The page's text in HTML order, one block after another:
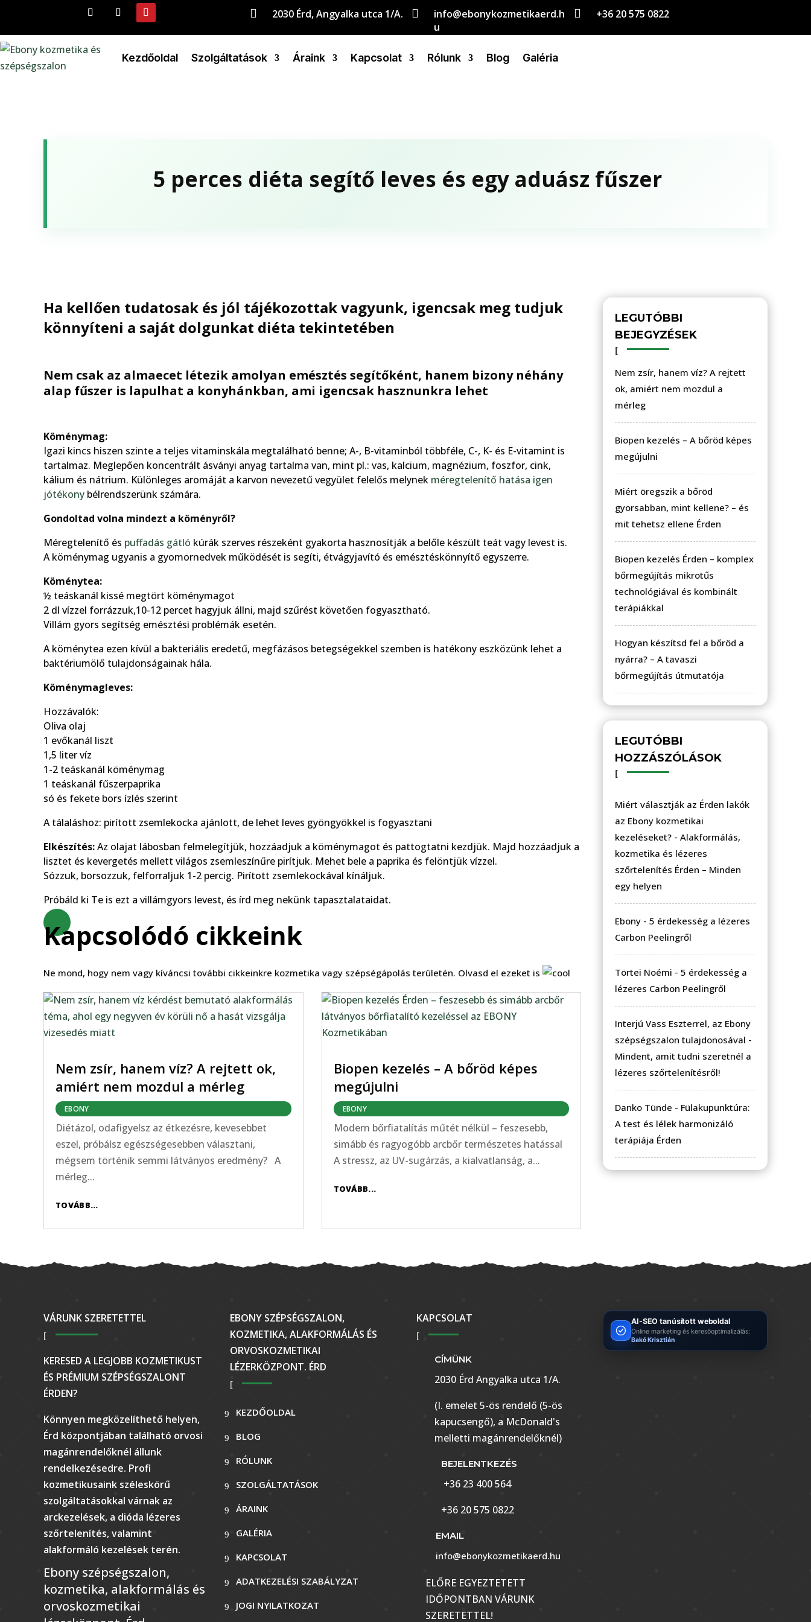
 2030 Érd, Angyalka utca 1/A. 
info@ebonykozmetikaerd.h
u
 +36 20 575 0822
Kezdőoldal Szolgáltatások Áraink Kapcsolat Rólunk Blog Galéria
5 perces diéta segítő leves és egy aduász fűszer
Ha kellően tudatosak és jól tájékozottak vagyunk, igencsak meg tudjuk
könnyíteni a saját dolgunkat diéta tekintetében
Nem csak az almaecet létezik amolyan emésztés segítőként, hanem bizony néhány
alap fűszer is lapulhat a konyhánkban, ami igencsak hasznunkra lehet
Köménymag:
Igazi kincs hiszen szinte a teljes vitaminskála megtalálható benne; A-, B-vitaminból többféle, C-, K- és E-vitamint is
tartalmaz. Meglepően koncentrált ásványi anyag tartalma van, mint pl.: vas, kalcium, magnézium, foszfor, cink,
kálium és nátrium. Különleges aromáját a karvon nevezetű vegyület felelős melynek méregtelenítő hatása igen
jótékony bélrendszerünk számára.
Gondoltad volna mindezt a köményről?
Méregtelenítő és puffadás gátló kúrák szerves részeként gyakorta hasznosítják a belőle készült teát vagy levest is.
A köménymag ugyanis a gyomornedvek működését is segíti, étvágyjavító és emésztéskönnyítő egyszerre.
Köménytea:
½ teáskanál kissé megtört köménymagot
2 dl vízzel forrázzuk,10-12 percet hagyjuk állni, majd szűrést követően fogyasztható.
Villám gyors segítség emésztési problémák esetén.
A köménytea ezen kívül a bakteriális eredetű, megfázásos betegségekkel szemben is hatékony eszközünk lehet a
baktériumölő tulajdonságainak hála.
Köménymagleves:
Hozzávalók:
Oliva olaj
1 evőkanál liszt
1,5 liter víz
1-2 teáskanál köménymag
1 teáskanál fűszerpaprika
só és fekete bors ízlés szerint
A tálaláshoz: pirított zsemlekocka ajánlott, de lehet leves gyöngyökkel is fogyasztani
Elkészítés:Az olajat lábosban felmelegítjük, hozzáadjuk a köménymagot és pattogtatni kezdjük. Majd hozzáadjuk a
lisztet és kevergetés mellett világos zsemleszínűre pirítjuk. Mehet bele a paprika és felöntjük vízzel.
Sózzuk, borsozzuk, felforraljuk 1-2 percig. Pirított zsemlekockával kínáljuk.
Próbáld ki Te is ezt a villámgyors levest, és írd meg nekünk tapasztalataidat.
Kapcsolódó cikkeink
Ne mond, hogy nem vagy kíváncsi további cikkeinkre kozmetika vagy szépségápolás területén. Olvasd el ezeket is
Nem zsír, hanem víz? A rejtett ok,
amiért nem mozdul a mérleg
EBONY
Diétázol, odafigyelsz az étkezésre, kevesebbet
eszel, próbálsz egészségesebben választani,
mégsem történik semmi látványos eredmény? A
mérleg...
TOVÁBB...
Biopen kezelés – A bőröd képes
megújulni
EBONY
Modern bőrfiatalítás műtét nélkül – feszesebb,
simább és ragyogóbb arcbőr természetes hatással
A stressz, az UV-sugárzás, a kialvatlanság, a...
TOVÁBB...
LEGUTÓBBI
BEJEGYZÉSEK
Nem zsír, hanem víz? A rejtett
ok, amiért nem mozdul a
mérleg
Biopen kezelés – A bőröd képes
megújulni
Miért öregszik a bőröd
gyorsabban, mint kellene? – és
mit tehetsz ellene Érden
Biopen kezelés Érden – komplex
bőrmegújítás mikrotűs
technológiával és kombinált
terápiákkal
Hogyan készítsd fel a bőröd a
nyárra? – A tavaszi
bőrmegújítás útmutatója
LEGUTÓBBI
HOZZÁSZÓLÁSOK
Miért választják az Érden lakók
az Ebony kozmetikai
kezeléseket? - Alakformálás,
kozmetika és lézeres
szőrtelenítés Érden – Minden
egy helyen
Ebony - 5 érdekesség a lézeres
Carbon Peelingről
Törtei Noémi - 5 érdekesség a
lézeres Carbon Peelingről
Interjú Vass Eszterrel, az Ebony
szépségszalon tulajdonosával -
Mindent, amit tudni szeretnél a
lézeres szőrtelenítésről!
Danko Tünde - Fülakupunktúra:
A test és lélek harmonizáló
terápiája Érden
VÁRUNK SZERETETTEL
KERESED A LEGJOBB KOZMETIKUST
ÉS PRÉMIUM SZÉPSÉGSZALONT
ÉRDEN?
Könnyen megközelíthető helyen,
Érd központjában található orvosi
magánrendelőknél állunk
rendelkezésedre. Profi
kozmetikusaink széleskörű
szolgáltatásokkal várnak az
arckezelések, a dióda lézeres
szőrtelenítés, valamint
alakformáló kezelések terén.
Ebony szépségszalon,
kozmetika, alakformálás és
orvoskozmetikai
EBONY SZÉPSÉGSZALON,
KOZMETIKA, ALAKFORMÁLÁS ÉS
ORVOSKOZMETIKAI
LÉZERKÖZPONT. ÉRD
KEZDŐOLDAL
BLOG
RÓLUNK
SZOLGÁLTATÁSOK
ÁRAINK
GALÉRIA
KAPCSOLAT
ADATKEZELÉSI SZABÁLYZAT
JOGI NYILATKOZAT
KAPCSOLAT
CÍMÜNK
2030 Érd Angyalka utca 1/A.
(I. emelet 5-ös rendelő (5-ös
kapucsengő), a McDonald's
melletti magánrendelőknél)
BEJELENTKEZÉS
+36 23 400 564
+36 20 575 0822
EMAIL
info@ebonykozmetikaerd.hu
ELŐRE EGYEZTETETT
IDŐPONTBAN VÁRUNK
SZERETETTEL!
AI-SEO tanúsított weboldal
Online marketing és keresőoptimalizálás:
Bakó Krisztián